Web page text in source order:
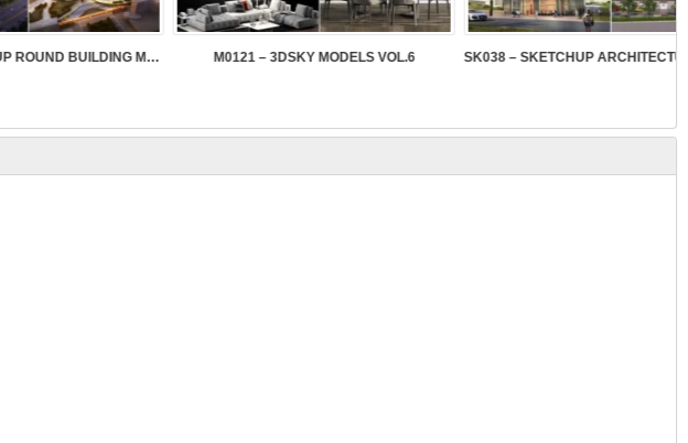
SK089 – SKETCHUP ROUND BUILDING MODELS M0121 – 3DSKY MODELS VOL.6 SK038 – SKETCHUP ARCHITECTURAL GRILLE VOL.1